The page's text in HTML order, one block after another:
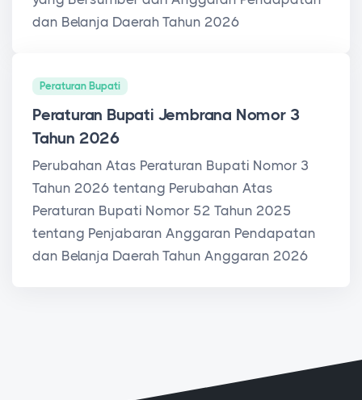
dan Belanja Daerah Tahun 2026
Peraturan Bupati
Peraturan Bupati Jembrana Nomor 3
Tahun 2026
Perubahan Atas Peraturan Bupati Nomor 3
Tahun 2026 tentang Perubahan Atas
Peraturan Bupati Nomor 52 Tahun 2025
tentang Penjabaran Anggaran Pendapatan
dan Belanja Daerah Tahun Anggaran 2026